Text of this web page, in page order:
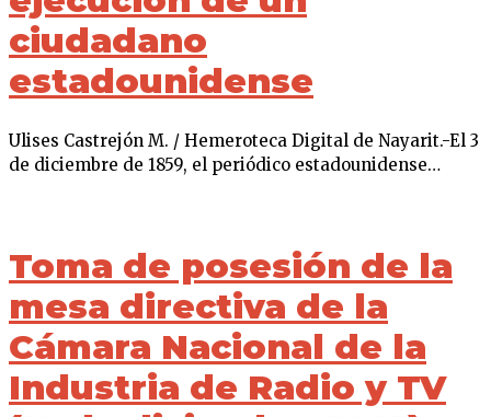
ciudadano
estadounidense
Ulises Castrejón M. / Hemeroteca Digital de Nayarit.-El 3
de diciembre de 1859, el periódico estadounidense…
Toma de posesión de la
mesa directiva de la
Cámara Nacional de la
Industria de Radio y TV